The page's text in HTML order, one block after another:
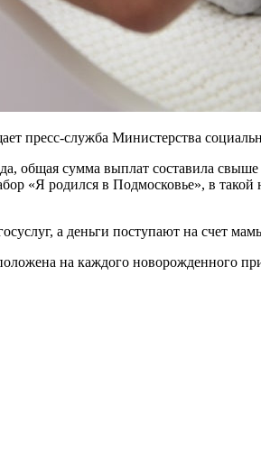
пресс-служба Министерства
общая сумма выплат составила
«Я родился в Подмосковье», в
а деньги поступают на счет
на каждого новорожденного